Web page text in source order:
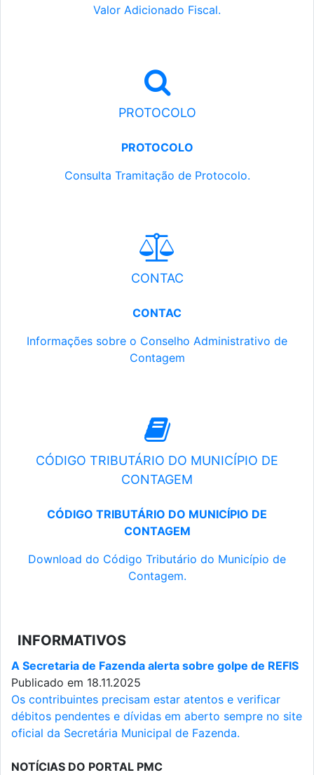
Valor Adicionado Fiscal.
PROTOCOLO
PROTOCOLO
Consulta Tramitação de Protocolo.
CONTAC
CONTAC
Informações sobre o Conselho Administrativo de
Contagem
CÓDIGO TRIBUTÁRIO DO MUNICÍPIO DE
CONTAGEM
CÓDIGO TRIBUTÁRIO DO MUNICÍPIO DE
CONTAGEM
Download do Código Tributário do Município de
Contagem.
INFORMATIVOS
A Secretaria de Fazenda alerta sobre golpe de REFIS
Publicado em 18.11.2025
Os contribuintes precisam estar atentos e verificar
débitos pendentes e dívidas em aberto sempre no site
oficial da Secretária Municipal de Fazenda.
NOTÍCIAS DO PORTAL PMC